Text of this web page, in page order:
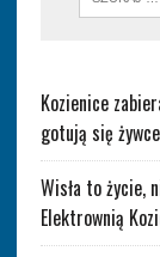
Kozienice
gotują się
Wisła to życie,
Elektrownią